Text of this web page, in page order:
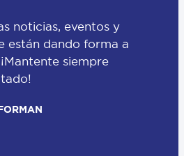
noticias, eventos y
están dando forma a
siempre